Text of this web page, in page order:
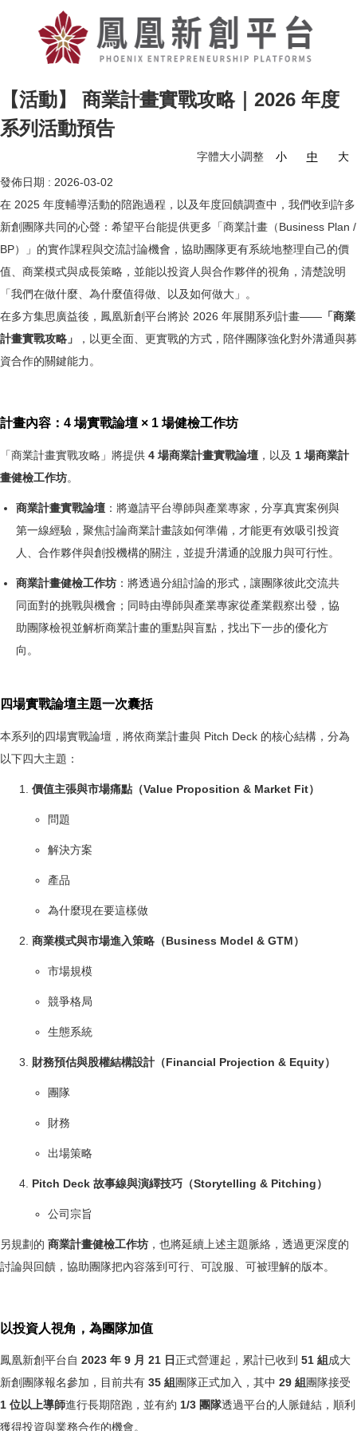
【活動】 商業計畫實戰攻略｜2026 年度
系列活動預告
字體大小調整 小 中
大
發佈日期 : 2026-03-02
在 2025 年度輔導活動的陪跑過程，以及年度回饋調查中，我們收到許多
新創團隊共同的心聲：希望平台能提供更多「商業計畫（Business Plan /
BP）」的實作課程與交流討論機會，協助團隊更有系統地整理自己的價
值、商業模式與成長策略，並能以投資人與合作夥伴的視角，清楚說明
「我們在做什麼、為什麼值得做、以及如何做大」。
在多方集思廣益後，鳳凰新創平台將於 2026 年展開系列計畫—— 「商業
計畫實戰攻略」
，以更全面、更實戰的方式，陪伴團隊強化對外溝通與募
資合作的關鍵能力。
計畫內容：4 場實戰論壇 × 1 場健檢工作坊
「商業計畫實戰攻略」將提供 4 場商業計畫實戰論壇 ，以及 1 場商業計
畫健檢工作坊。
商業計畫實戰論壇 ：將邀請平台導師與產業專家，分享真實案例與
第一線經驗，聚焦討論商業計畫該如何準備，才能更有效吸引投資
人、合作夥伴與創投機構的關注，並提升溝通的說服力與可行性。
商業計畫健檢工作坊 ：將透過分組討論的形式，讓團隊彼此交流共
同面對的挑戰與機會；同時由導師與產業專家從產業觀察出發，協
助團隊檢視並解析商業計畫的重點與盲點，找出下一步的優化方
向。
四場實戰論壇主題一次囊括
本系列的四場實戰論壇，將依商業計畫與 Pitch Deck 的核心結構，分為
以下四大主題：
價值主張與市場痛點（Value Proposition & Market Fit）
問題
解決方案
產品
為什麼現在要這樣做
商業模式與市場進入策略（Business Model & GTM）
市場規模
競爭格局
生態系統
財務預估與股權結構設計（Financial Projection & Equity）
團隊
財務
出場策略
Pitch Deck 故事線與演繹技巧（Storytelling & Pitching）
公司宗旨
另規劃的 商業計畫健檢工作坊 ，也將延續上述主題脈絡，透過更深度的
討論與回饋，協助團隊把內容落到可行、可說服、可被理解的版本。
以投資人視角，為團隊加值
鳳凰新創平台自 2023 年 9 月 21 日正式營運起，累計已收到 51 組 成大
新創團隊報名參加，目前共有 35 組 團隊正式加入，其中 29 組 團隊接受
1 位以上導師進行長期陪跑，並有約 1/3 團隊透過平台的人脈鏈結，順利
獲得投資與業務合作的機會。